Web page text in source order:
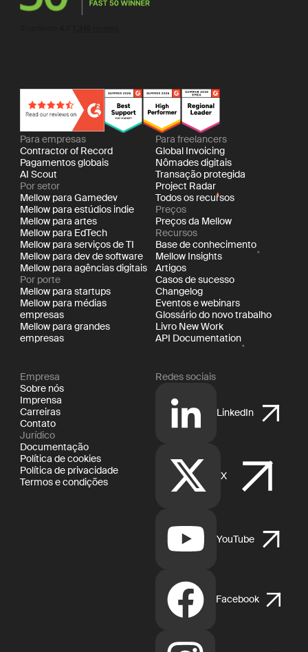
Para empresas
Contractor of Record
Pagamentos globais
AI Scout
Por setor
Mellow para Gamedev
Mellow para estúdios indie
Mellow para artes
Mellow para EdTech
Mellow para serviços de TI
Mellow para dev de software
Mellow para agências digitais
Por porte
Mellow para startups
Mellow para médias
empresas
Mellow para grandes
empresas
Para freelancers
Global Invoicing
Nômades digitais
Transação protegida
Project Radar
Todos os recursos
Preços
Preços da Mellow
Recursos
Base de conhecimento
Mellow Insights
Artigos
Casos de sucesso
Changelog
Eventos e webinars
Glossário do novo trabalho
Livro New Work
API Documentation
Empresa
Sobre nós
Imprensa
Carreiras
Contato
Jurídico
Documentação
Política de cookies
Política de privacidade
Termos e condições
Redes sociais
LinkedIn
X
YouTube
Facebook